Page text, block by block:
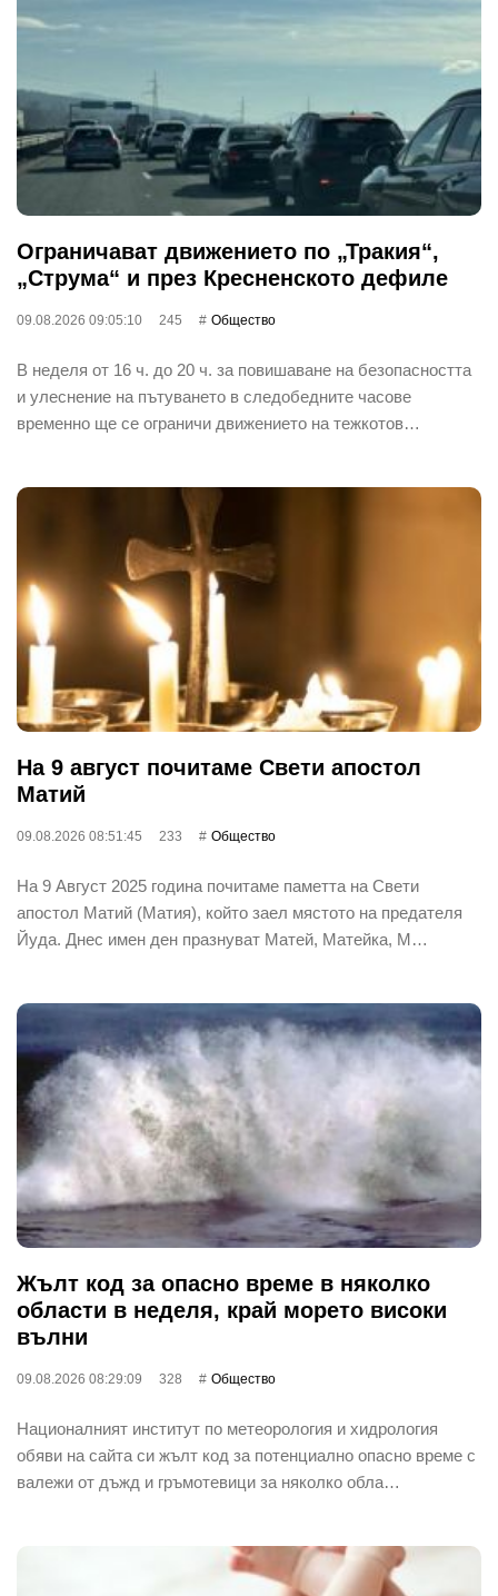
Ограничават движението по „Тракия“,
„Струма“ и през Кресненското дефиле
09.08.2026 09:05:10 245 Общество
В неделя от 16 ч. до 20 ч. за повишаване на безопасността
и улеснение на пътуването в следобедните часове
временно ще се ограничи движението на тежкотов…
На 9 август почитаме Свети апостол
Матий
09.08.2026 08:51:45 233 Общество
На 9 Август 2025 година почитаме паметта на Свети
апостол Матий (Матия), който заел мястото на предателя
Йуда. Днес имен ден празнуват Матей, Матейка, М…
Жълт код за опасно време в няколко
области в неделя, край морето високи
вълни
09.08.2026 08:29:09 328 Общество
Националният институт по метеорология и хидрология
обяви на сайта си жълт код за потенциално опасно време с
валежи от дъжд и гръмотевици за няколко обла…